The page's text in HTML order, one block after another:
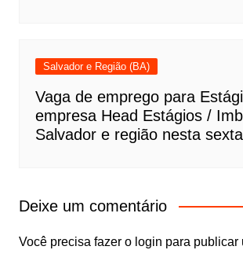
Salvador e Região (BA)
Vaga de emprego para
empresa Head Estágios /
Salvador e região nesta
Deixe um comentário
Você precisa fazer o login para publicar